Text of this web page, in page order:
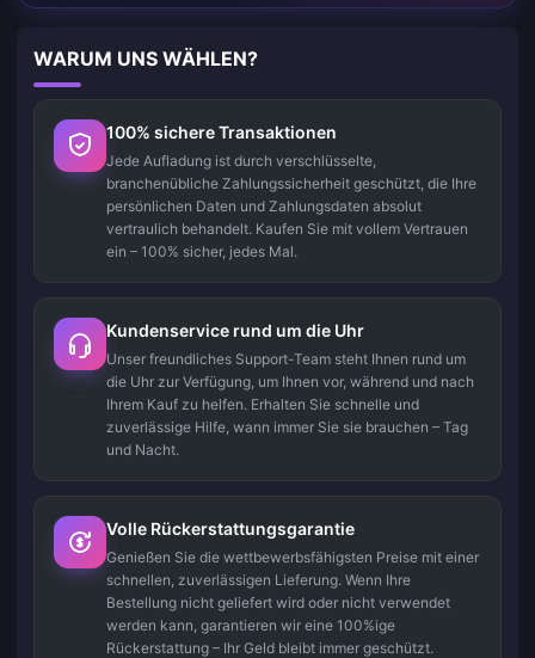
WARUM UNS WÄHLEN?
100% sichere Transaktionen
Jede Aufladung ist durch verschlüsselte,
branchenübliche Zahlungssicherheit geschützt, die Ihre
persönlichen Daten und Zahlungsdaten absolut
vertraulich behandelt. Kaufen Sie mit vollem Vertrauen
ein – 100% sicher, jedes Mal.
Kundenservice rund um die Uhr
Unser freundliches Support-Team steht Ihnen rund um
die Uhr zur Verfügung, um Ihnen vor, während und nach
Ihrem Kauf zu helfen. Erhalten Sie schnelle und
zuverlässige Hilfe, wann immer Sie sie brauchen – Tag
und Nacht.
Volle Rückerstattungsgarantie
Genießen Sie die wettbewerbsfähigsten Preise mit einer
schnellen, zuverlässigen Lieferung. Wenn Ihre
Bestellung nicht geliefert wird oder nicht verwendet
werden kann, garantieren wir eine 100%ige
Rückerstattung – Ihr Geld bleibt immer geschützt.